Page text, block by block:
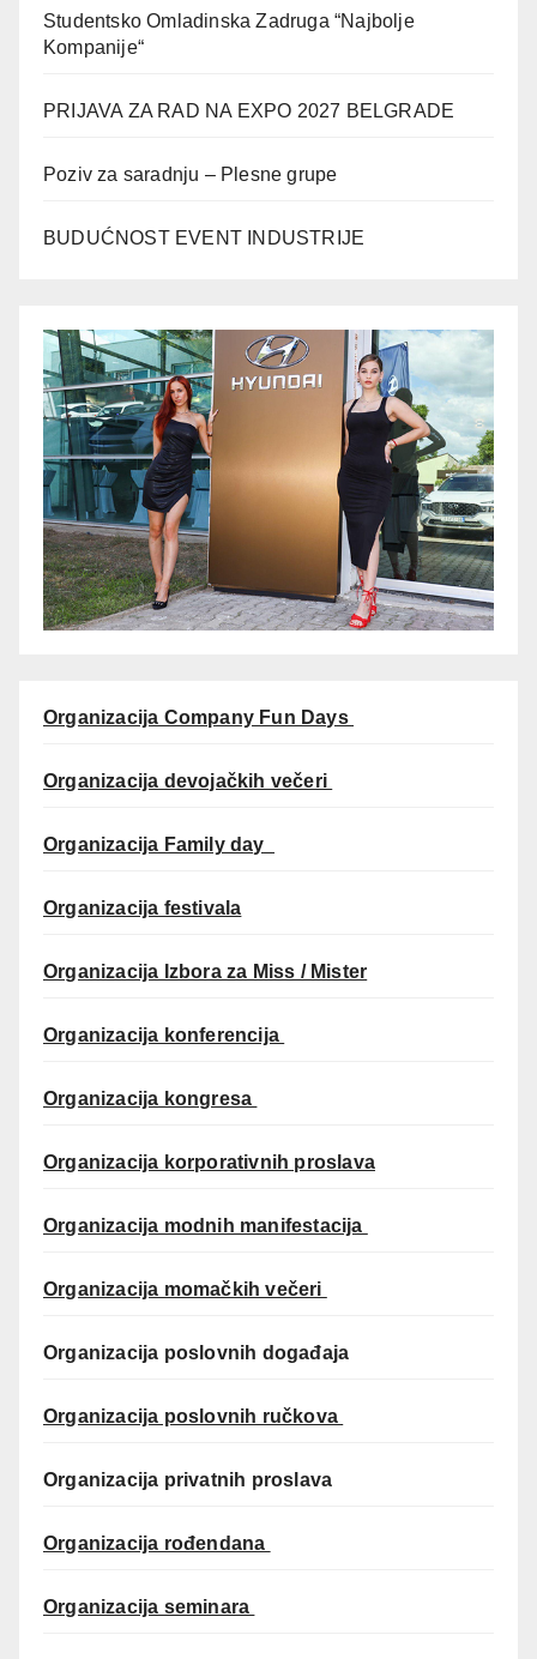
Studentsko Omladinska Zadruga “Najbolje
Kompanije“
PRIJAVA ZA RAD NA EXPO 2027 BELGRADE
Poziv za saradnju – Plesne grupe
BUDUĆNOST EVENT INDUSTRIJE
Organizacija Company Fun Days
Organizacija devojačkih večeri
Organizacija Family day
Organizacija festivala
Organizacija Izbora za Miss / Mister
Organizacija konferencija
Organizacija kongresa
Organizacija korporativnih proslava
Organizacija modnih manifestacija
Organizacija momačkih večeri
Organizacija poslovnih događaja
Organizacija poslovnih ručkova
Organizacija privatnih proslava
Organizacija rođendana
Organizacija seminara